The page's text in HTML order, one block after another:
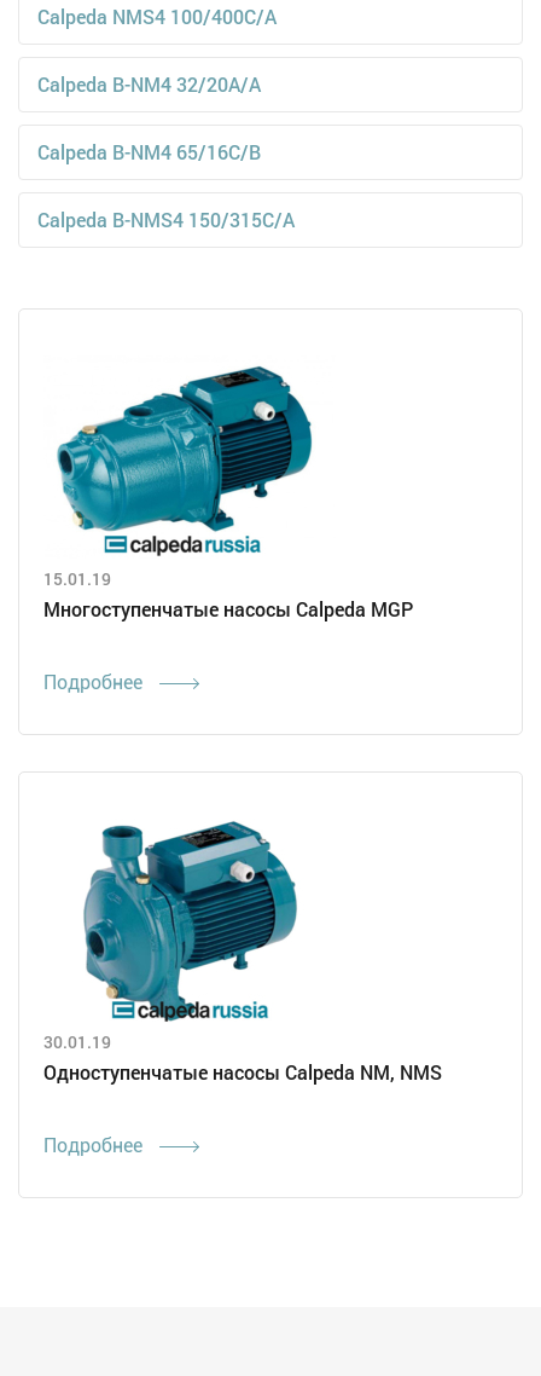
Calpeda NMS4 100/400C/A
Calpeda B-NM4 32/20A/A
Calpeda B-NM4 65/16C/B
Calpeda B-NMS4 150/315C/A
15.01.19
Многоступенчатые насосы Calpeda MGP
Подробнее
30.01.19
Одноступенчатые насосы Calpeda NM, NMS
Подробнее